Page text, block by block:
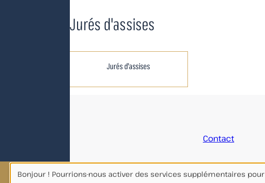
Jurés d'assises
Jurés d'assises
Contact
Mairie de Tulle, 10, rue Félix Vidalin - CS 30125 -
19012 TULLE Cedex
Bonjour ! Pourrions-nous activer des services supplémentaires pour